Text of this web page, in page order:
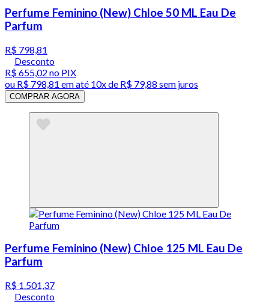
Perfume Feminino (New) Chloe 50 ML Eau De
Parfum
R$ 798,81
Desconto
R$ 655,02 no PIX
ou R$ 798,81 em até 10x de R$ 79,88 sem juros
COMPRAR AGORA
Perfume Feminino (New) Chloe 125 ML Eau De
Parfum
R$ 1.501,37
Desconto